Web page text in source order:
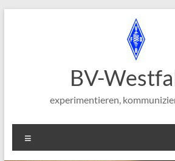
BV-
experimentieren,